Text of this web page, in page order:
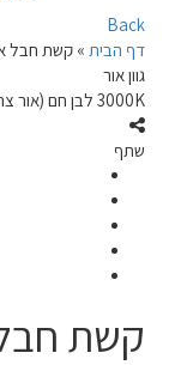
Back
דף הבית » קשת חבל
גוון אור
3000K לבן חם (אור צהוב), 4000K אור ביניים
שתף
קשת חבל